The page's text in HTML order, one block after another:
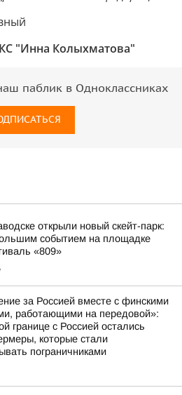
"Инна Колыхматова"
паблик в Одноклассниках
открыли новый скейт-парк:
событием на площадке
«809»
за Россией вместе с финскими
работающими на передовой»:
границе с Россией остались
которые стали
пограничниками